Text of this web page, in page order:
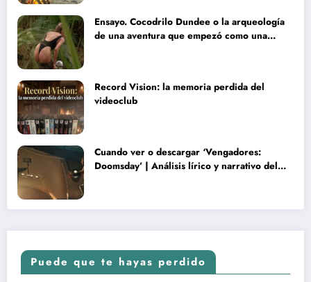
Ensayo. Cocodrilo Dundee o la arqueología
de una aventura que empezó como una
Record Vision: la memoria perdida del
videoclub
Cuando ver o descargar ‘Vengadores:
Doomsday’ | Análisis lírico y narrativo del
Puede que te hayas perdido